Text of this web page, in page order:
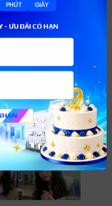
dài mái bằng giúp bạn vẻ
kỳ đáng yêu không kém
Những bạn gái cấp 2, cấp
kiểu tóc này nhất. Tuy
dài thì các bạn hãy tự tin để
+3
- ƯU ĐÃI CÓ HẠN
PHÚT GIÂY